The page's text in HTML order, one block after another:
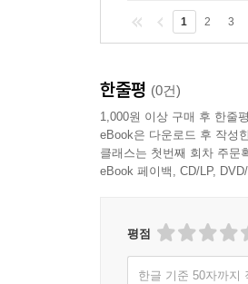
1 2 3
한줄평 (0건)
1,000원 이상 구매 후 한줄
eBook은 다운로드 후 작성
클래스는 첫번째 회차 주문
eBook 페이백, CD/LP,
평점
한글 기준 50자까지